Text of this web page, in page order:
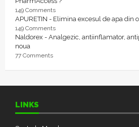
149 Comments
APURETIN - Elimina excesul de apa din
149 Comments
Naldorex - Analgezic, antiinflamator,
noua
77 Comments
LINKS